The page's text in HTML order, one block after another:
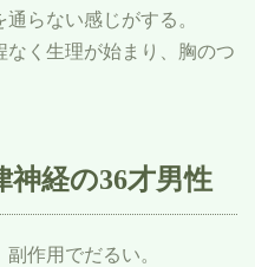
らない感じがする。
く生理が始まり、胸のつ
神経の36才男性
作用でだるい。